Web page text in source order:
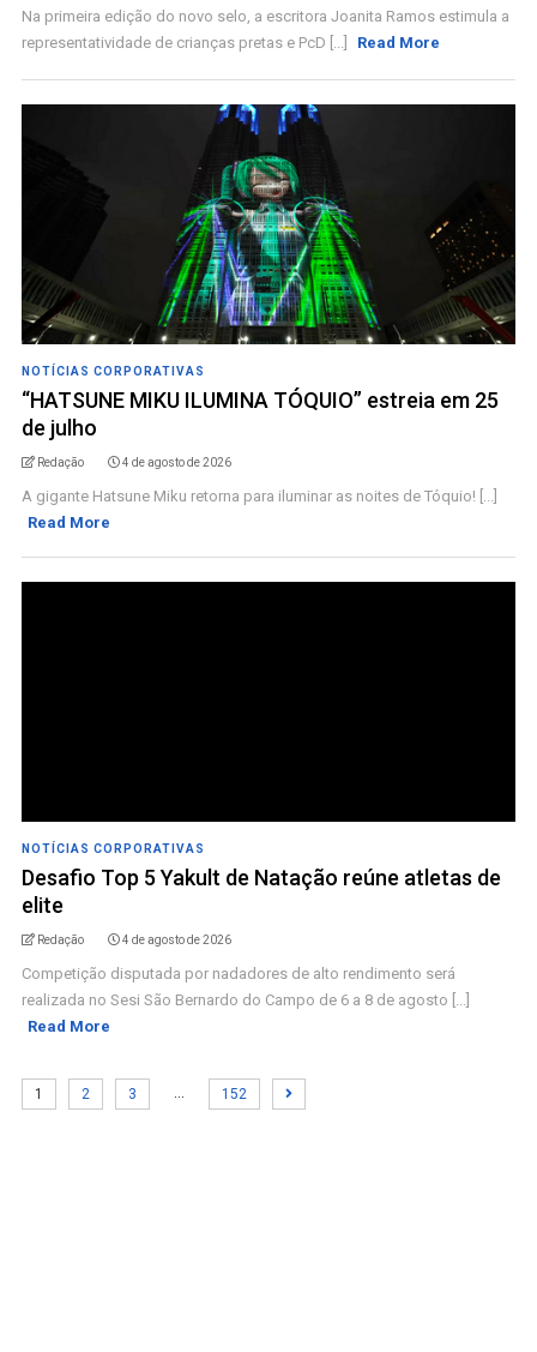
Na primeira edição do novo selo, a escritora Joanita Ramos estimula a
representatividade de crianças pretas e PcD [...]
Read More
NOTÍCIAS CORPORATIVAS
“HATSUNE MIKU ILUMINA TÓQUIO” estreia em 25
de julho
Redação 4 de agosto de 2026
A gigante Hatsune Miku retorna para iluminar as noites de Tóquio! [...]
Read More
NOTÍCIAS CORPORATIVAS
Desafio Top 5 Yakult de Natação reúne atletas de
elite
Redação 4 de agosto de 2026
Competição disputada por nadadores de alto rendimento será
realizada no Sesi São Bernardo do Campo de 6 a 8 de agosto [...]
Read More
1 2 3 … 152